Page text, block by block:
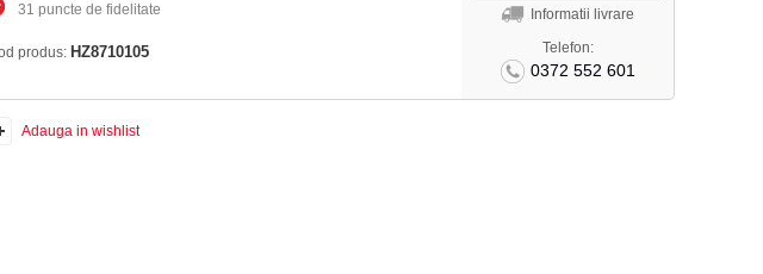
31 puncte de fidelitate
produs: HZ8710105
Informatii livrare
Telefon:
0372 552 601
Adauga in wishlist